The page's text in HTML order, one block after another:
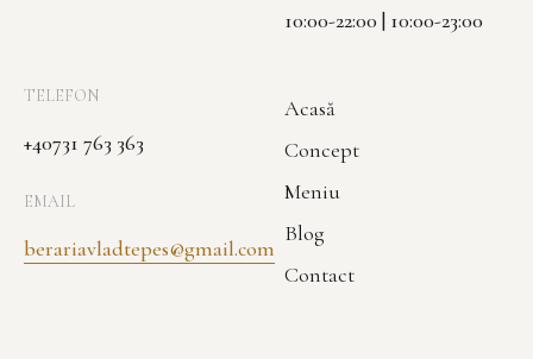
10:00-22:00 | 10:00-23:00
TELEFON
+40731 763 363
EMAIL
berariavladtepes@gmail.com
Acasă
Concept
Meniu
Blog
Contact